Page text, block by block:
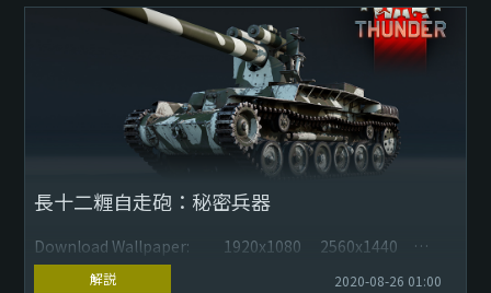
長十二糎自走砲：秘密兵器
Download Wallpaper: 1920x1080 2560x1440
3840x2160
解説 2020-08-26 01:00